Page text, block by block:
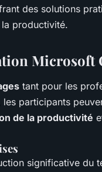
des solutions
productivité.
Microsoft
tant pour les
participants
de la productivité
significative du